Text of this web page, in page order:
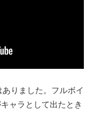
りました。フルボイ
ャラとして出たとき